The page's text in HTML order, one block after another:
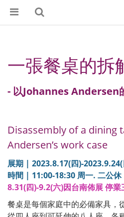
一張餐桌的拆
- 以Johannes Andersen
Disassembly of a dining
Andersen’s work case
展期 | 2023.8.17(四)-
時間 | 11:00-18:30 周一. 二公休
8.31(四)-9.2(六)因台南佈展 停業
餐桌是每個家庭中的必備家具，